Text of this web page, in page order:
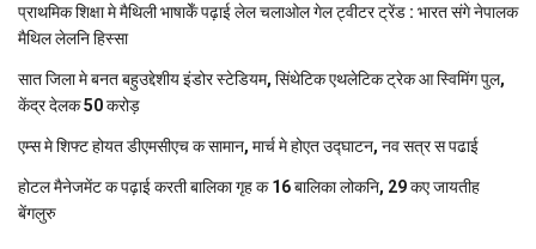
प्राथमिक शि‍क्षा मे मैथि‍ली भाषाकेँ पढ़ाई लेल चलाओल गेल ट्वीटर ट्रेंड : भारत संगे नेपालक
मैथिल लेलनि हिस्सा
सात जिला मे बनत बहुउद्देशीय इंडोर स्‍टेडि‍यम, सिंथेटिक एथलेटिक ट्रेक आ स्विमिंग पुल,
केंद्र देलक 50 करोड़
एम्स मे शिफ्ट होयत डीएमसीएच क सामान, मार्च मे होएत उद्घाटन, नव सत्र स पढाई
होटल मैनेजमेंट क पढ़ाई करती बालिका गृह क 16 बालिका लोकनि, 29 कए जायतीह
बेंगलुरु